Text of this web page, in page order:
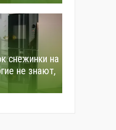
снежинки на
не знают,